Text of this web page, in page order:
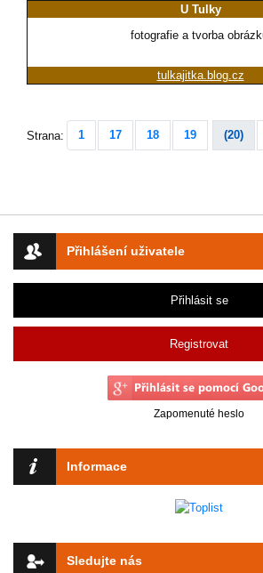
Přihlášení uživatele
Přihlásit se
Registrovat
Zapomenuté heslo
Informace
Sledujte nás
U Tulky
fotografie a tvorba
tulkajitka.blog.cz
Strana: 1 17 18 19 (20)